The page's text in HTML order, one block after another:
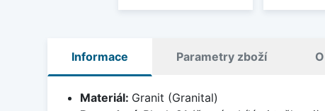
Informace Parametry zboží
Materiál: Granit (Granital)